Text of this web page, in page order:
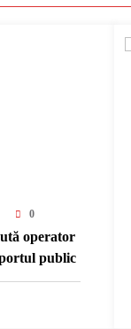
0
operator
public